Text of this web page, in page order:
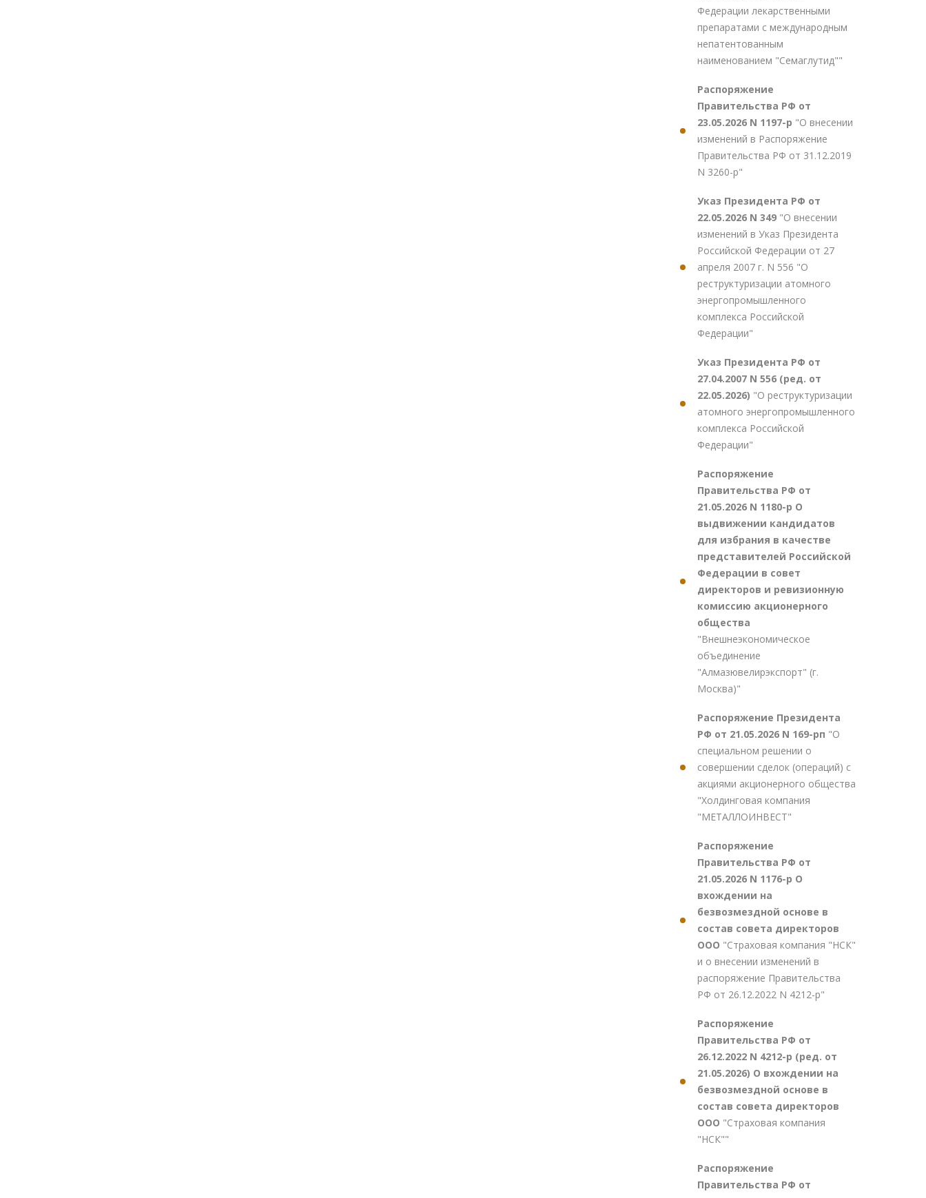
Федерации лекарственными
препаратами с международным
непатентованным
наименованием "Семаглутид""
Распоряжение
Правительства РФ от
23.05.2026 N 1197-р "О внесении
изменений в Распоряжение
Правительства РФ от 31.12.2019
N 3260-р"
Указ Президента РФ от
22.05.2026 N 349 "О внесении
изменений в Указ Президента
Российской Федерации от 27
апреля 2007 г. N 556 "О
реструктуризации атомного
энергопромышленного
комплекса Российской
Федерации"
Указ Президента РФ от
27.04.2007 N 556 (ред. от
22.05.2026) "О реструктуризации
атомного энергопромышленного
комплекса Российской
Федерации"
Распоряжение
Правительства РФ от
21.05.2026 N 1180-р О
выдвижении кандидатов
для избрания в качестве
представителей Российской
Федерации в совет
директоров и ревизионную
комиссию акционерного
общества
"Внешнеэкономическое
объединение
"Алмазювелирэкспорт" (г.
Москва)"
Распоряжение Президента
РФ от 21.05.2026 N 169-рп "О
специальном решении о
совершении сделок (операций) с
акциями акционерного общества
"Холдинговая компания
"МЕТАЛЛОИНВЕСТ"
Распоряжение
Правительства РФ от
21.05.2026 N 1176-р О
вхождении на
безвозмездной основе в
состав совета директоров
ООО "Страховая компания "НСК"
и о внесении изменений в
распоряжение Правительства
РФ от 26.12.2022 N 4212-р"
Распоряжение
Правительства РФ от
26.12.2022 N 4212-р (ред. от
21.05.2026) О вхождении на
безвозмездной основе в
состав совета директоров
ООО "Страховая компания
"НСК""
Распоряжение
Правительства РФ от